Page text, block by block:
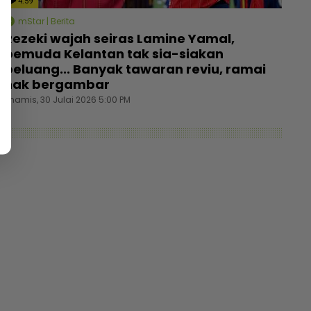
mStar | Berita
Rezeki wajah seiras Lamine Yamal,
pemuda Kelantan tak sia-siakan
peluang... Banyak tawaran reviu, ramai
nak bergambar
Khamis, 30 Julai 2026 5:00 PM